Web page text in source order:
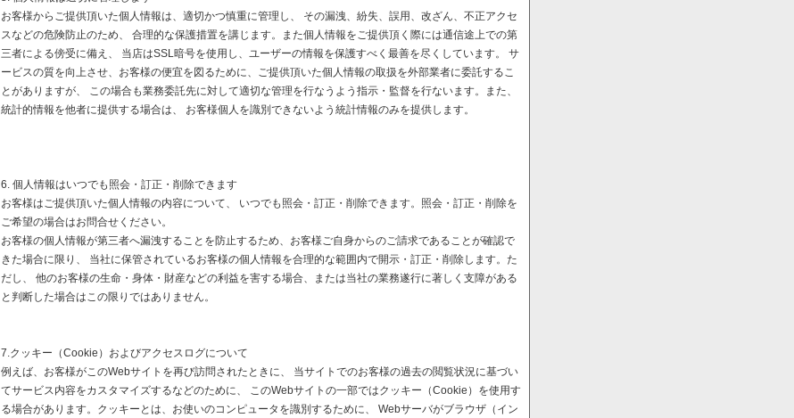
お客様からご提供頂いた個人情報は、適切かつ慎重に管理し、 その漏洩、紛失、誤用、改ざん、不正アクセ
スなどの危険防止のため、 合理的な保護措置を講じます。また個人情報をご提供頂く際には通信途上での第
三者による傍受に備え、 当店はSSL暗号を使用し、ユーザーの情報を保護すべく最善を尽くしています。 サ
ービスの質を向上させ、お客様の便宜を図るために、ご提供頂いた個人情報の取扱を外部業者に委託するこ
とがありますが、 この場合も業務委託先に対して適切な管理を行なうよう指示・監督を行ないます。また、
統計的情報を他者に提供する場合は、 お客様個人を識別できないよう統計情報のみを提供します。
6. 個人情報はいつでも照会・訂正・削除できます
お客様はご提供頂いた個人情報の内容について、 いつでも照会・訂正・削除できます。照会・訂正・削除を
ご希望の場合はお問合せください。
お客様の個人情報が第三者へ漏洩することを防止するため、お客様ご自身からのご請求であることが確認で
きた場合に限り、 当社に保管されているお客様の個人情報を合理的な範囲内で開示・訂正・削除します。た
だし、 他のお客様の生命・身体・財産などの利益を害する場合、または当社の業務遂行に著しく支障がある
と判断した場合はこの限りではありません。
7.クッキー（Cookie）およびアクセスログについて
例えば、お客様がこのWebサイトを再び訪問されたときに、 当サイトでのお客様の過去の閲覧状況に基づい
てサービス内容をカスタマイズするなどのために、 このWebサイトの一部ではクッキー（Cookie）を使用す
る場合があります。クッキーとは、お使いのコンピュータを識別するために、 Webサーバがブラウザ（イン